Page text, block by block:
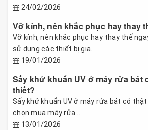
24/02/2026
Vỡ kính, nên khắc phục hay thay
Vỡ kính, nên khắc phục hay thay thế
sử dụng các thiết bị gia...
19/01/2026
Sấy khử khuẩn UV ở máy rửa bát
thiết?
Sấy khử khuẩn UV ở máy rửa bát có
chọn mua máy rửa...
13/01/2026